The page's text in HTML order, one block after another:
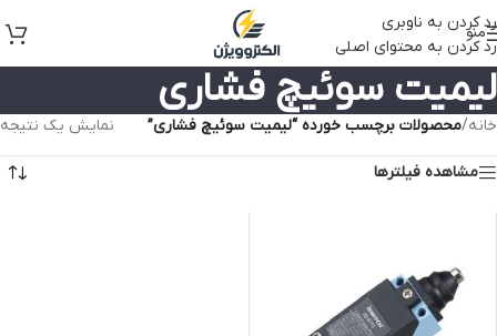
رد کردن به ناوبری
رد کردن به محتوای اصلی
منو
لیمیت سوئیچ فشاری
خانه/محصولات برچسب خورده “لیمیت سوئیچ فشاری” نمایش یک نتیجه
مشاهده فیلترها